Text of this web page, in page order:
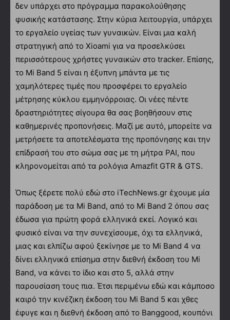
δεν υπάρχει στο πρόγραμμα παρακολούθησης
φυσικής κατάστασης. Στην κύρια λειτουργία, υπάρχει
το εργαλείο υγείας των γυναικών. Είναι μια καλή
στρατηγική από το Xioami για να προσελκύσει
περισσότερους χρήστες γυναικών στο tracker. Επίσης,
το Mi Band 5 είναι η έξυπνη μπάντα με τις
χαμηλότερες τιμές που προσφέρει το εργαλείο
μέτρησης κύκλου εμμηνόρροιας. Οι νέες πέντε
δραστηριότητες σίγουρα θα σας βοηθήσουν στις
καθημερινές προπονήσεις. Μαζί με αυτό, μπορείτε να
μετρήσετε τα αποτελέσματα της προπόνησης και την
επίδρασή του στο σώμα σας με τη μήτρα PAI, που
κληρονομείται από τα ρολόγια Amazfit GTR & GTS.
Όπως ξέρετε πολύ εδώ στο iTechNews.gr έχουμε μία
παράδοση με τα Mi Band, από το Mi Band 2 όπου σας
έδωσα για πρώτη φορά ελληνικά εκεί. Λογικό και
φυσικό είναι να την συνεχίσουμε, όχι τα ελληνικά,
μιας και ελπίζω αφού ξεκίνησε με το Mi Band 4 να
δίνει ελληνικά επίσημα στην διεθνή έκδοση του Mi
Band, να κάνει το ίδιο και στο 5, αλλά στην
παρουσίαση τους πια. Έτσι περιμένω εδώ και κάμποσο
καιρό την κινέζικη έκδοση του Mi Band 5 και χθες
έφυγε και η διεθνή έκδοση από το Banggood, κουπόνι